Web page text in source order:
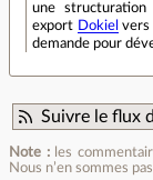
une
export Dokiel vers
demande pour
Suivre le flux
Note :les
Nous n’en sommes